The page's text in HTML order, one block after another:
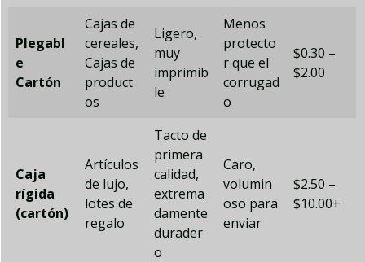
Plegabl
e
Cartón
Cajas de
cereales,
Cajas de
product
os
Ligero,
muy
imprimib
le
Menos
protecto
r que el
corrugad
o
$0.30 –
$2.00
Caja
rígida
(cartón)
Artículos
de lujo,
lotes de
regalo
Tacto de
primera
calidad,
extrema
damente
durader
o
Caro,
volumin
oso para
enviar
$2.50 –
$10.00+